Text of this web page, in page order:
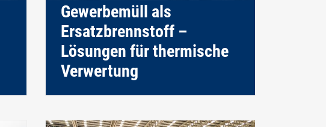
Gewerbemüll als
Ersatzbrennstoff –
Lösungen für thermische
Verwertung